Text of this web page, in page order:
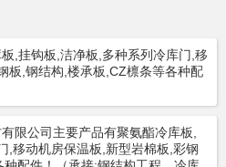
,挂钩板,洁净板,多种系列冷库门,移
板,钢结构,楼承板,CZ檩条等各种配
限公司主要产品有聚氨酯冷库板,
,移动机房保温板,新型岩棉板,彩钢